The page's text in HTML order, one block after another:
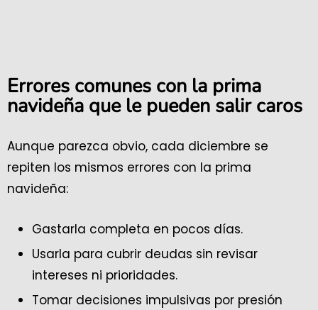
Errores comunes con la prima
navideña que le pueden salir caros
Aunque parezca obvio, cada diciembre se
repiten los mismos errores con la prima
navideña:
Gastarla completa en pocos días.
Usarla para cubrir deudas sin revisar
intereses ni prioridades.
Tomar decisiones impulsivas por presión